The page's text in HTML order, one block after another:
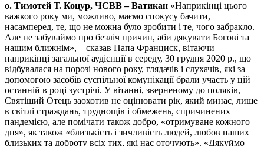
о. Тимотей Т. Коцур, ЧСВВ – Ватикан «Наприкінці цього
важкого року ми, можливо, маємо спокусу бачити,
насамперед, те, що не можна було зробити і те, чого забракло.
Але не забуваймо про безліч причин, аби дякувати Богові та
нашим ближнім», – сказав Папа Франциск, вітаючи
наприкінці загальної аудієнції в середу, 30 грудня 2020 р., що
відбувалася на порозі нового року, глядачів і слухачів, які за
допомогою засобів суспільної комунікації брали участь у цій
останній в році зустрічі. У вітанні, зверненому до поляків,
Святіший Отець заохотив не оцінювати рік, який минає, лише
в світлі страждань, труднощів і обмежень, спричинених
пандемією, але помічати також добро, «отримуване кожного
дня», як також «близькість і зичливість людей, любов наших
близьких та доброту всіх тих, які нас оточують». «Дякуймо